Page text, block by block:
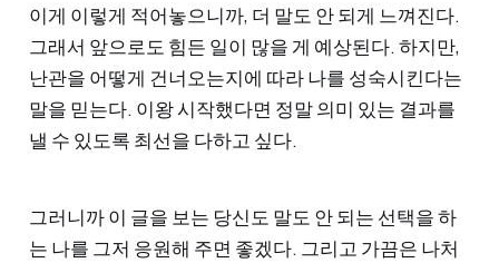
이게 이렇게 적어놓으니까, 더 말도 안 되게 느껴진다.
그래서 앞으로도 힘든 일이 많을 게 예상된다. 하지만,
난관을 어떻게 건너오는지에 따라 나를 성숙시킨다는
말을 믿는다. 이왕 시작했다면 정말 의미 있는 결과를
낼 수 있도록 최선을 다하고 싶다.
그러니까 이 글을 보는 당신도 말도 안 되는 선택을 하
는 나를 그저 응원해 주면 좋겠다. 그리고 가끔은 나처